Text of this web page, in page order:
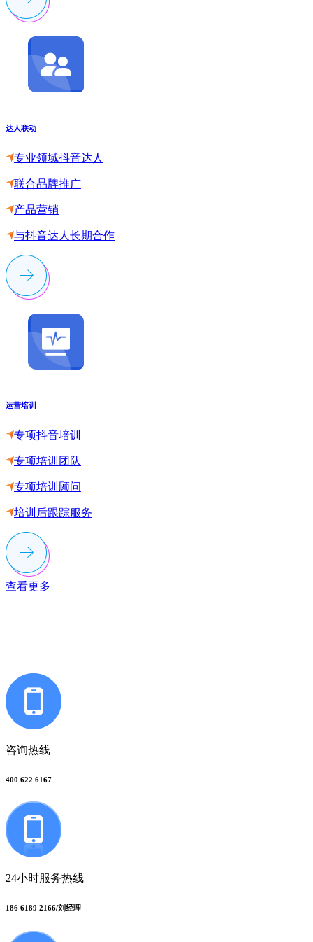
达人联动
专业领域抖音达人
联合品牌推广
产品营销
与抖音达人长期合作
运营培训
专项抖音培训
专项培训团队
专项培训顾问
培训后跟踪服务
查看更多
咨询热线
400 622 6167
24小时服务热线
186 6189 2166/刘经理